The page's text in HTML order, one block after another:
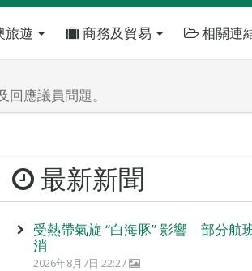
遊 商務及貿易 相關連
應議員問題。
最新新聞
受熱帶氣旋 “白海豚” 影響 部分航
消
2026年8月7日 22:27